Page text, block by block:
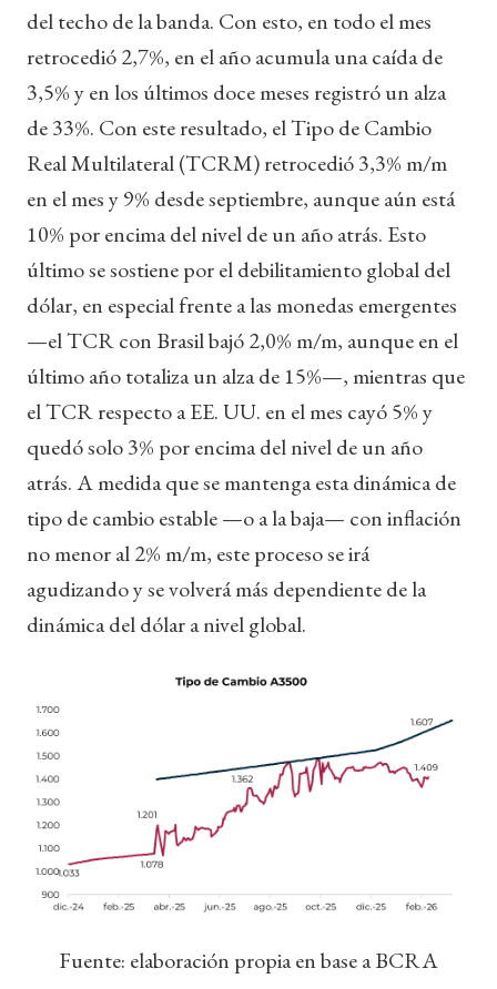
del techo de la banda. Con esto, en todo el mes
retrocedió 2,7%, en el año acumula una caída de
3,5% y en los últimos doce meses registró un alza
de 33%. Con este resultado, el Tipo de Cambio
Real Multilateral (TCRM) retrocedió 3,3% m/m
en el mes y 9% desde septiembre, aunque aún está
10% por encima del nivel de un año atrás. Esto
último se sostiene por el debilitamiento global del
dólar, en especial frente a las monedas emergentes
—el TCR con Brasil bajó 2,0% m/m, aunque en el
último año totaliza un alza de 15%—, mientras que
el TCR respecto a EE. UU. en el mes cayó 5% y
quedó solo 3% por encima del nivel de un año
atrás. A medida que se mantenga esta dinámica de
tipo de cambio estable —o a la baja— con inflación
no menor al 2% m/m, este proceso se irá
agudizando y se volverá más dependiente de la
dinámica del dólar a nivel global.
Fuente: elaboración propia en base a BCRA